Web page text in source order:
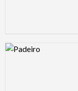
Logo Preview Image